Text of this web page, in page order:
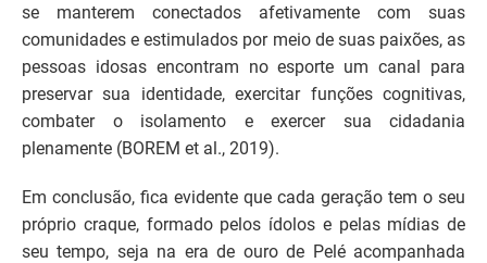
se manterem conectados afetivamente com suas
comunidades e estimulados por meio de suas paixões, as
pessoas idosas encontram no esporte um canal para
preservar sua identidade, exercitar funções cognitivas,
combater o isolamento e exercer sua cidadania
plenamente (BOREM et al., 2019).
Em conclusão, fica evidente que cada geração tem o seu
próprio craque, formado pelos ídolos e pelas mídias de
seu tempo, seja na era de ouro de Pelé acompanhada